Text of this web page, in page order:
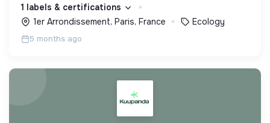
1 labels & certifications
1er Arrondissement, Paris, France
Ecology
5 months ago